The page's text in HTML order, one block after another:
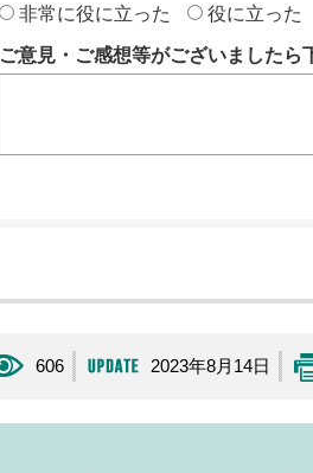
非常に役に立った
役に立った
ご意見・ご感想等がございましたら
606 2023年8月14日